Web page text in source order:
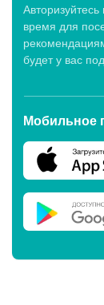
время для
будет у вас
Мобильное